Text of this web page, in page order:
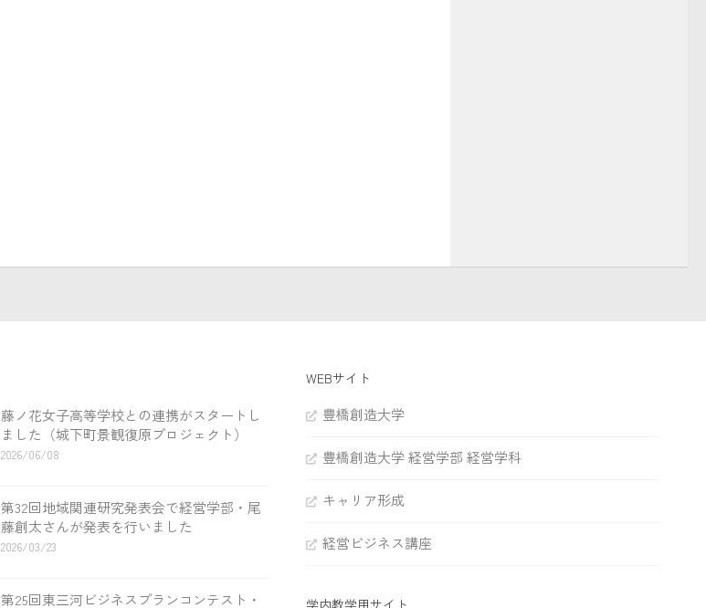
藤ノ花女子高等学校との連携がスタートし
ました（城下町景観復原プロジェクト）
2026/06/08
第32回地域関連研究発表会で経営学部・尾
藤創太さんが発表を行いました
2026/03/23
第25回東三河ビジネスプランコンテスト・
WEBサイト
豊橋創造大学
豊橋創造大学 経営学部 経営学科
キャリア形成
経営ビジネス講座
学内教学用サイト